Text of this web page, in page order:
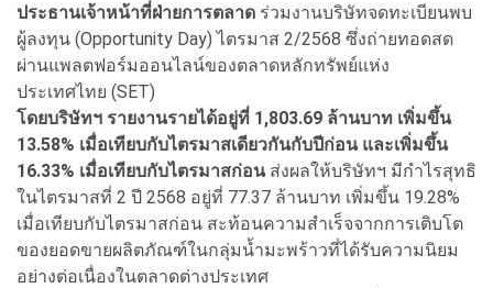
ประธานเจ้าหน้าที่ฝ่ายการตลาด ร่วมงานบริษัทจดทะเบียนพบ
ผู้ลงทุน (Opportunity Day) ไตรมาส 2/2568 ซึ่งถ่ายทอดสด
ผ่านแพลตฟอร์มออนไลน์ของตลาดหลักทรัพย์แห่ง
ประเทศไทย (SET)
โดยบริษัทฯ รายงานรายได้อยู่ที่ 1,803.69 ล้านบาท เพิ่มขึ้น
13.58% เมื่อเทียบกับไตรมาสเดียวกันกับปีก่อน และเพิ่มขึ้น
16.33% เมื่อเทียบกับไตรมาสก่อนส่งผลให้บริษัทฯ มีกำไรสุทธิ
ในไตรมาสที่ 2 ปี 2568 อยู่ที่ 77.37 ล้านบาท เพิ่มขึ้น 19.28%
เมื่อเทียบกับไตรมาสก่อน สะท้อนความสำเร็จจากการเติบโต
ของยอดขายผลิตภัณฑ์ในกลุ่มน้ำมะพร้าวที่ได้รับความนิยม
อย่างต่อเนื่องในตลาดต่างประเทศ